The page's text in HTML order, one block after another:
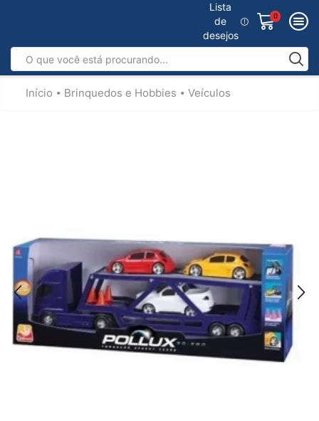
Lista
de
desejos
0
Início • Brinquedos e Hobbies • Veículos